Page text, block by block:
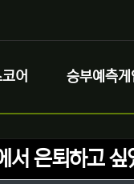
어 승부예측게
서 은퇴하고